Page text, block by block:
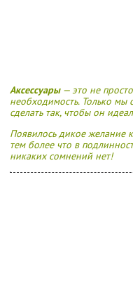
Аксессуары— это не
необходимость. Только мы
сделать так, чтобы он
Появилось дикое желание
тем более что в
никаких сомнений нет!